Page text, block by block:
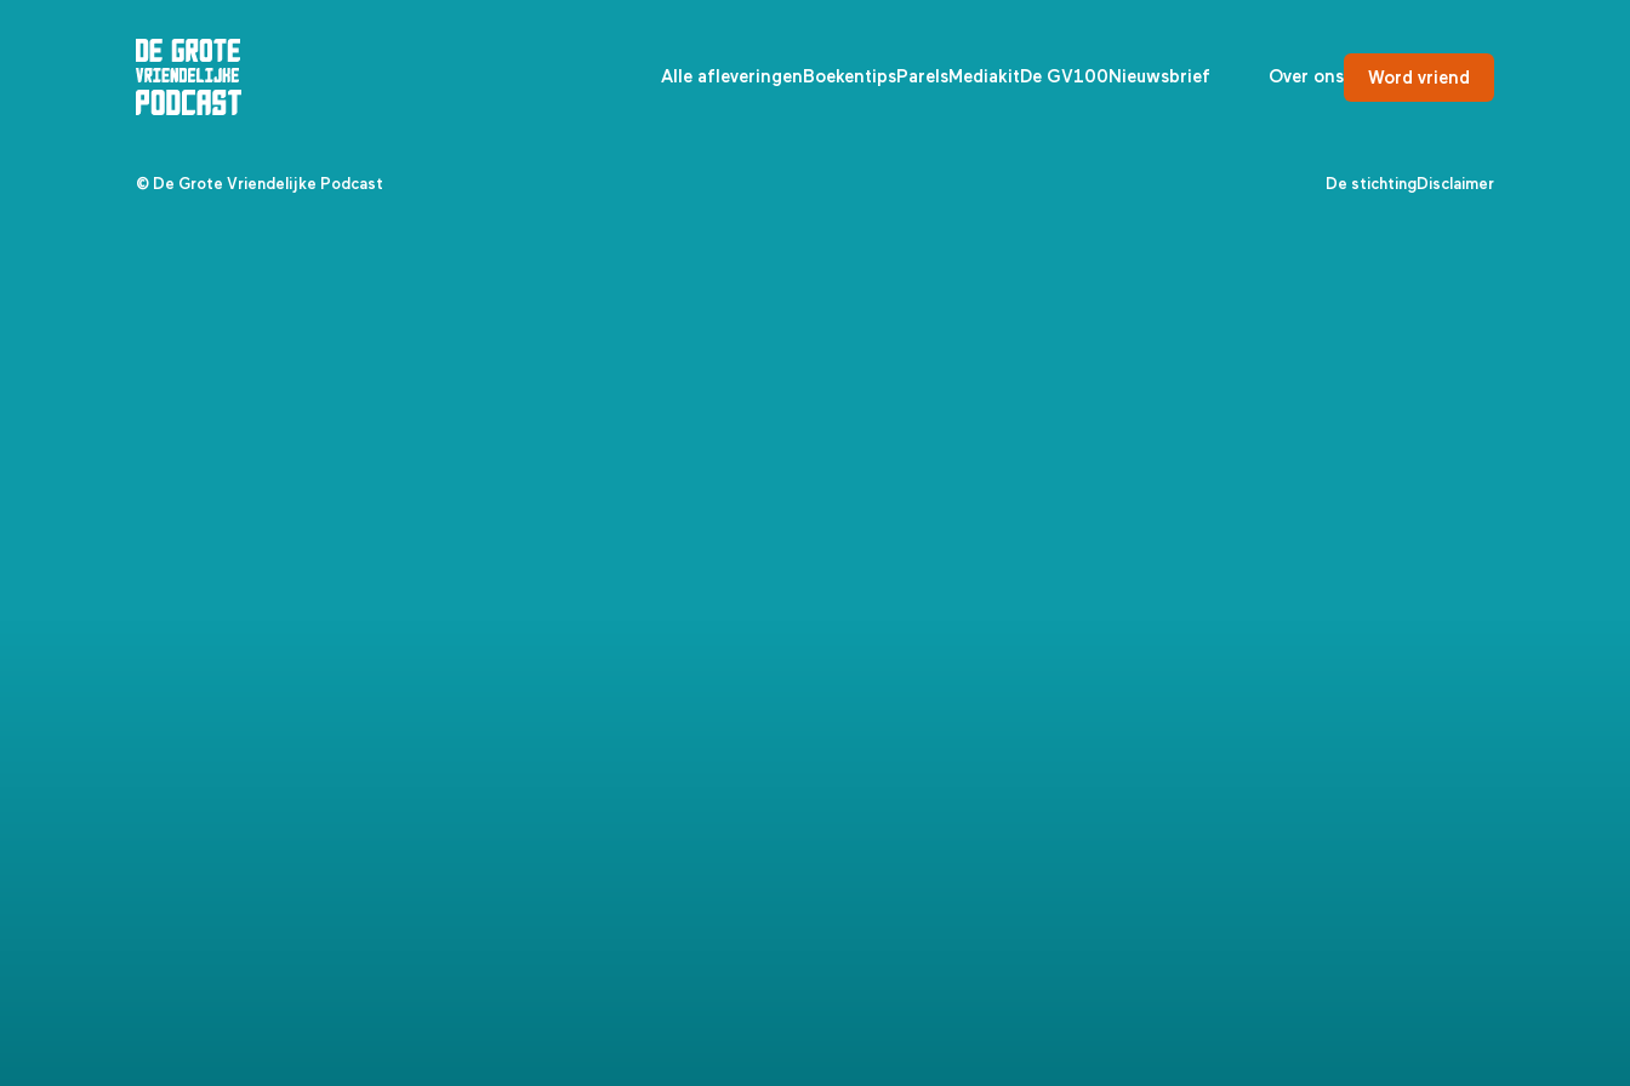
Alle afleveringen BoekentipsParelsMediakit De GV100 Nieuwsbrief Over ons Word vriend
© De Grote Vriendelijke Podcast De stichtingDisclaimer